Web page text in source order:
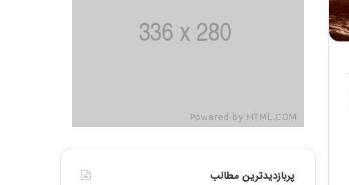
پربازدیدترین مطالب